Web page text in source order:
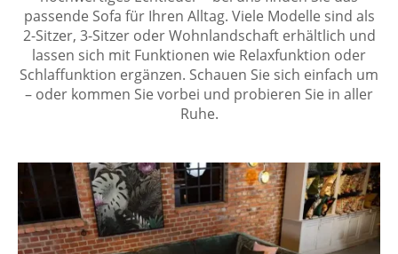
passende Sofa für Ihren Alltag. Viele Modelle sind als
2-Sitzer, 3-Sitzer oder Wohnlandschaft erhältlich und
lassen sich mit Funktionen wie Relaxfunktion oder
Schlaffunktion ergänzen. Schauen Sie sich einfach um
– oder kommen Sie vorbei und probieren Sie in aller
Ruhe.